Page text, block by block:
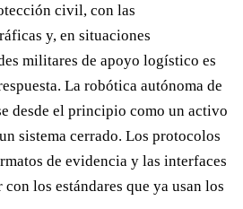
civil, con las
y, en situaciones
militares de apoyo logístico es
La robótica autónoma de
desde el principio como un activo
sistema cerrado. Los protocolos
de evidencia y las interfaces
los estándares que ya usan los